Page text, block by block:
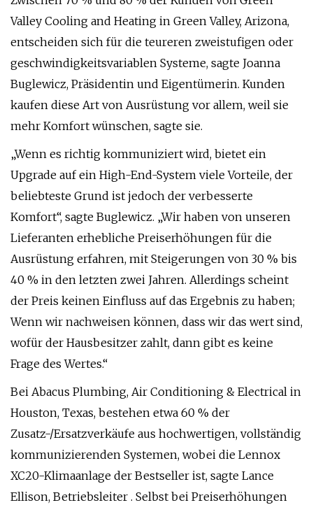
Valley Cooling and Heating in Green Valley, Arizona,
entscheiden sich für die teureren zweistufigen oder
geschwindigkeitsvariablen Systeme, sagte Joanna
Buglewicz, Präsidentin und Eigentümerin. Kunden
kaufen diese Art von Ausrüstung vor allem, weil sie
mehr Komfort wünschen, sagte sie.
„Wenn es richtig kommuniziert wird, bietet ein
Upgrade auf ein High-End-System viele Vorteile, der
beliebteste Grund ist jedoch der verbesserte
Komfort“, sagte Buglewicz. „Wir haben von unseren
Lieferanten erhebliche Preiserhöhungen für die
Ausrüstung erfahren, mit Steigerungen von 30 % bis
40 % in den letzten zwei Jahren. Allerdings scheint
der Preis keinen Einfluss auf das Ergebnis zu haben;
Wenn wir nachweisen können, dass wir das wert sind,
wofür der Hausbesitzer zahlt, dann gibt es keine
Frage des Wertes.“
Bei Abacus Plumbing, Air Conditioning & Electrical in
Houston, Texas, bestehen etwa 60 % der
Zusatz-/Ersatzverkäufe aus hochwertigen, vollständig
kommunizierenden Systemen, wobei die Lennox
XC20-Klimaanlage der Bestseller ist, sagte Lance
Ellison, Betriebsleiter . Selbst bei Preiserhöhungen